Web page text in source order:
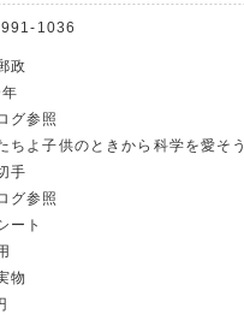
1036
政
グ参照
ちよ子供のときから科学を愛そう
手
グ参照
ート
物